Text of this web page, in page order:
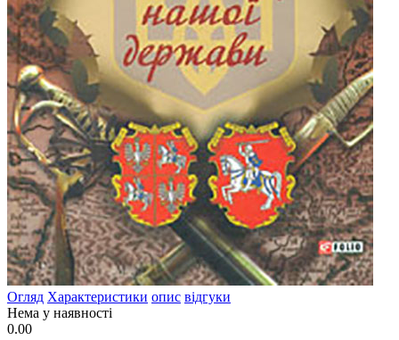
Огляд Характеристики опис відгуки
Нема у наявності
0.00